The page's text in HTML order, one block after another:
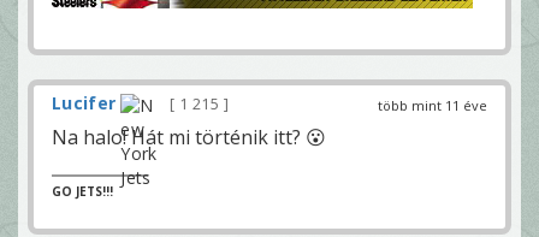
több mint 11 éve
Lucifer 1 215
Na halo! Hát mi történik itt? 😮
GO JETS!!!